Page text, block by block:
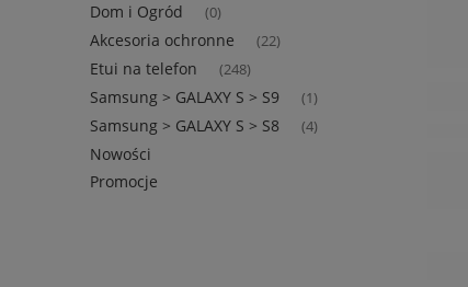
Dom i Ogród (0)
Akcesoria ochronne (22)
Etui na telefon (248)
Samsung > GALAXY S > S9 (1)
Samsung > GALAXY S > S8 (4)
Nowości
Promocje